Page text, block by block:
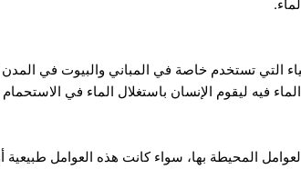
التي تستخدم خاصة في المباني والبيوت في
فيه ليقوم الإنسان باستغلال الماء في
المحيطة بها، سواء كانت هذه العوامل